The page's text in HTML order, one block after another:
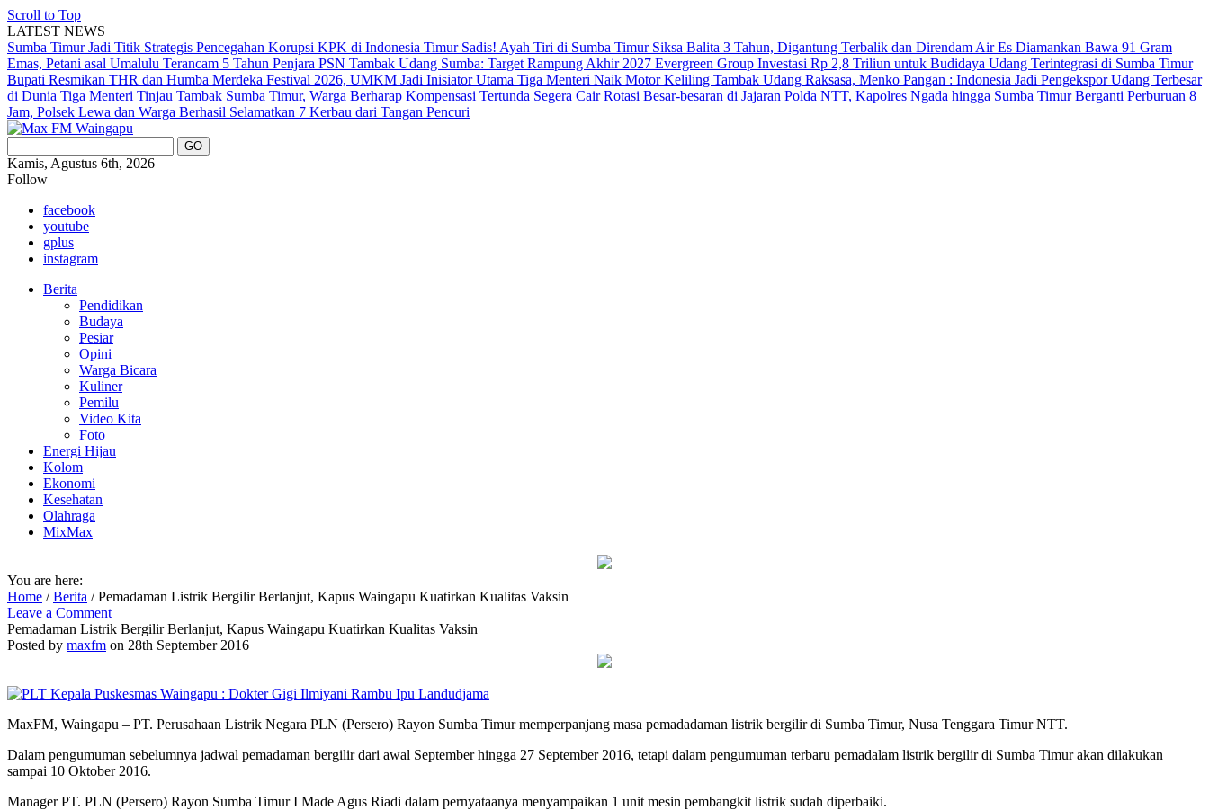
Scroll to Top
LATEST NEWS
Sumba Timur Jadi Titik Strategis Pencegahan Korupsi KPK di Indonesia Timur Sadis! Ayah Tiri di Sumba Timur Siksa Balita 3 Tahun, Digantung Terbalik dan Direndam Air Es Diamankan Bawa 91 Gram
Emas, Petani asal Umalulu Terancam 5 Tahun Penjara PSN Tambak Udang Sumba: Target Rampung Akhir 2027 Evergreen Group Investasi Rp 2,8 Triliun untuk Budidaya Udang Terintegrasi di Sumba Timur
Bupati Resmikan THR dan Humba Merdeka Festival 2026, UMKM Jadi Inisiator Utama Tiga Menteri Naik Motor Keliling Tambak Udang Raksasa, Menko Pangan : Indonesia Jadi Pengekspor Udang Terbesar
di Dunia Tiga Menteri Tinjau Tambak Sumba Timur, Warga Berharap Kompensasi Tertunda Segera CairRotasi Besar-besaran di Jajaran Polda NTT, Kapolres Ngada hingga Sumba Timur Berganti Perburuan 8
Jam, Polsek Lewa dan Warga Berhasil Selamatkan 7 Kerbau dari Tangan Pencuri
Kamis, Agustus 6th, 2026
Follow
facebook
youtube
gplus
instagram
Berita
Pendidikan
Budaya
Pesiar
Opini
Warga Bicara
Kuliner
Pemilu
Video Kita
Foto
Energi Hijau
Kolom
Ekonomi
Kesehatan
Olahraga
MixMax
You are here:
Home /Berita /Pemadaman Listrik Bergilir Berlanjut, Kapus Waingapu Kuatirkan Kualitas Vaksin
Leave a Comment
Pemadaman Listrik Bergilir Berlanjut, Kapus Waingapu Kuatirkan Kualitas Vaksin
Posted by maxfm on 28th September 2016
MaxFM, Waingapu – PT. Perusahaan Listrik Negara PLN (Persero) Rayon Sumba Timur memperpanjang masa pemadadaman listrik bergilir di Sumba Timur, Nusa Tenggara Timur NTT.
Dalam pengumuman sebelumnya jadwal pemadaman bergilir dari awal September hingga 27 September 2016, tetapi dalam pengumuman terbaru pemadalam listrik bergilir di Sumba Timur akan dilakukan
sampai 10 Oktober 2016.
Manager PT. PLN (Persero) Rayon Sumba Timur I Made Agus Riadi dalam pernyataanya menyampaikan 1 unit mesin pembangkit listrik sudah diperbaiki.